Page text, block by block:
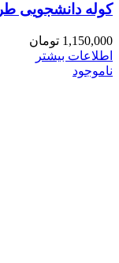
کوله دانشجویی
1,150,000 تومان
اطلاعات بیشتر
ناموجود